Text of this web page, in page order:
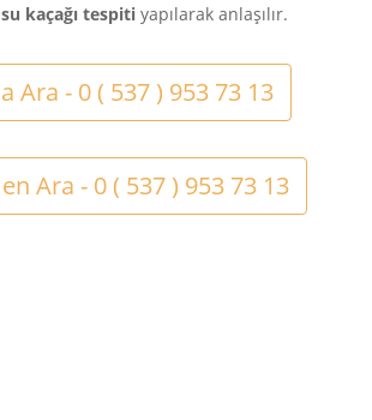
kaçağı tespitiyapılarak anlaşılır.
Ara - 0 ( 537 ) 953 73 13
Ara - 0 ( 537 ) 953 73 13